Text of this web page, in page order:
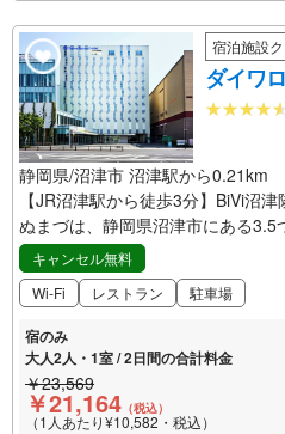
宿泊施設
ダイワ
静岡県/沼津市 沼津駅から0.21km
【JR沼津駅から徒歩3分】BiVi沼
ぬまづは、静岡県沼津市にある3.5
キャンセル無料
Wi-Fi
レストラン 駐車場
宿のみ
大人2人・1室 / 2日間の合計料金
￥23,569
￥21,164 （税込）
（1人あたり¥10,582・税込）